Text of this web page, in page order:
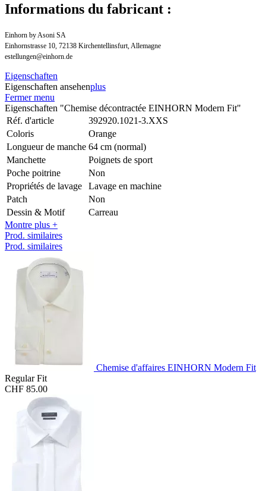
Informations du fabricant :
Einhorn by Asoni SA
Einhornstrasse 10, 72138 Kirchentellinsfurt, Allemagne
estellungen@einhorn.de
Eigenschaften
Eigenschaften ansehenplus
Fermer menu
Eigenschaften "Chemise décontractée EINHORN Modern Fit"
Réf. d'article
392920.1021-3.XXS
Coloris
Orange
Longueur de manche 64 cm (normal)
Manchette
Poignets de sport
Poche poitrine
Non
Propriétés de lavage
Lavage en machine
Patch
Non
Dessin & Motif
Carreau
Montre plus +
Prod. similaires
Prod. similaires
Chemise d'affaires EINHORN Modern Fit
Regular Fit
CHF 85.00